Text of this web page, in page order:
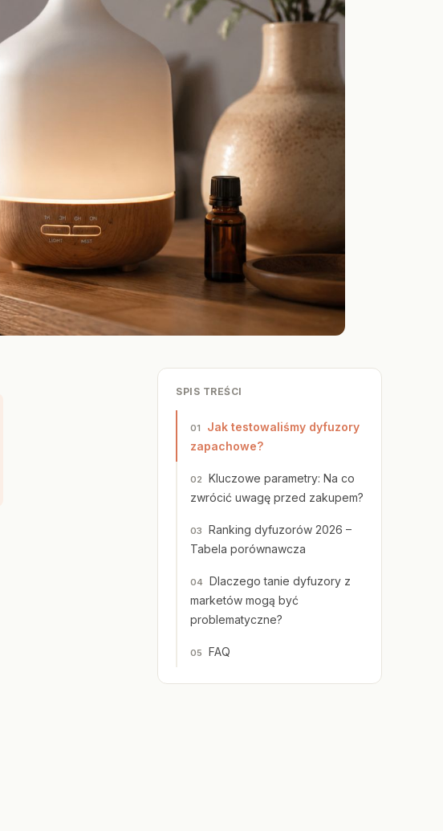
SPIS TREŚCI
Jak testowaliśmy dyfuzory
zapachowe?
Kluczowe parametry: Na co
zwrócić uwagę przed zakupem?
Ranking dyfuzorów 2026 –
Tabela porównawcza
Dlaczego tanie dyfuzory z
marketów mogą być
problematyczne?
FAQ